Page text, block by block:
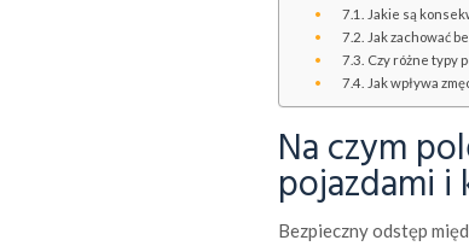
Jakie są
Jak zachować
Czy różne typy
Jak wpływa
Na czym
pojazdami i
Bezpieczny odstęp